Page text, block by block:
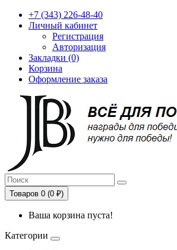
+7 (343) 226-48-40
Личный кабинет
Регистрация
Авторизация
Закладки (0)
Корзина
Оформление заказа
Товаров 0 (0 ₽)
Ваша корзина пуста!
Категории